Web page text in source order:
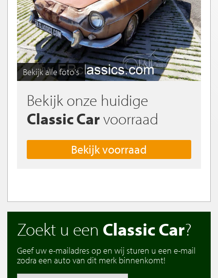
Bekijk alle foto's
Bekijk onze huidige
Classic Carvoorraad
Bekijk voorraad
Zoekt u een Classic Car?
Geef uw e-mailadres op en wij sturen u een e-mail
zodra een auto van dit merk binnenkomt!